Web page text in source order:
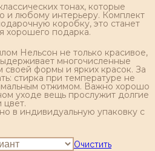
тонах, которые
и любому интерьеру. Комплект
коробку, это станет
хорошего подарка.
Нельсон не только красивое,
многочисленные
своей формы и ярких красок. За
стирка при температуре не
отжимом. Важно хорошо
уходе вещь прослужит долгие
цвет.
в индивидуальную упаковку с
Очистить